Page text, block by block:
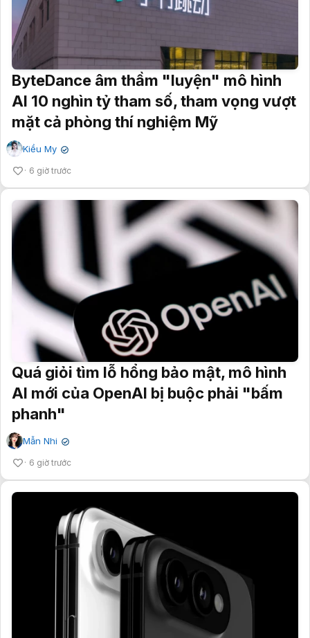
ByteDance âm thầm "luyện" mô hình
AI 10 nghìn tỷ tham số, tham vọng vượt
mặt cả phòng thí nghiệm Mỹ
Kiều My ✔
6 giờ trước
Quá giỏi tìm lỗ hổng bảo mật, mô hình
AI mới của OpenAI bị buộc phải "bấm
phanh"
Mẫn Nhi ✔
6 giờ trước